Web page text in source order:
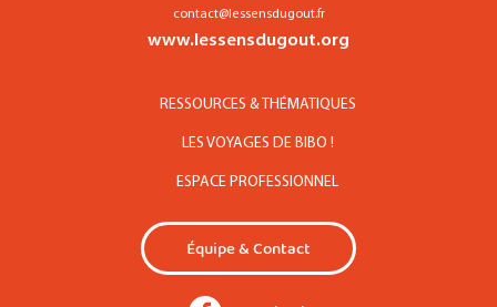
contact@lessensdugout.fr
www.lessensdugout.org
RESSOURCES & THÉMATIQUES
LES VOYAGES DE BIBO !
ESPACE PROFESSIONNEL
Équipe & Contact